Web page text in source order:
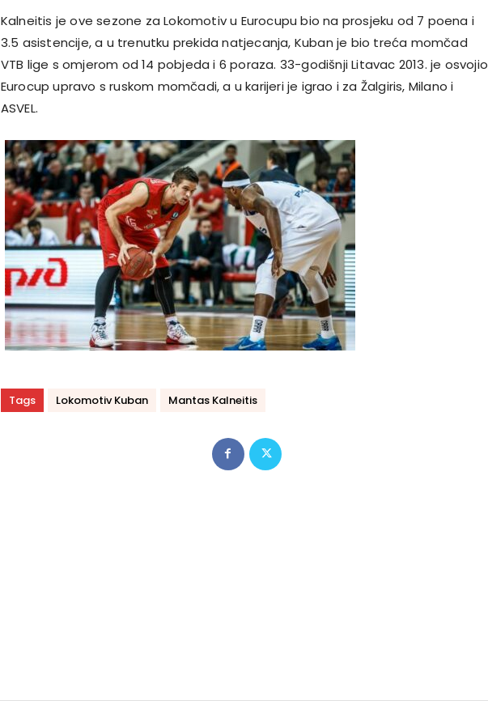
Kalneitis je ove sezone za Lokomotiv u Eurocupu bio na prosjeku od 7 poena i
3.5 asistencije, a u trenutku prekida natjecanja, Kuban je bio treća momčad
VTB lige s omjerom od 14 pobjeda i 6 poraza. 33-godišnji Litavac 2013. je osvojio
Eurocup upravo s ruskom momčadi, a u karijeri je igrao i za Žalgiris, Milano i
ASVEL.
Tags Lokomotiv Kuban Mantas Kalneitis